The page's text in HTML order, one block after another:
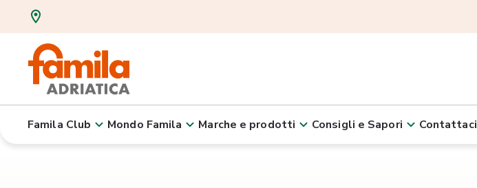
Famila Club Mondo Famila Marche e prodotti Consigli e Sapori Contattaci